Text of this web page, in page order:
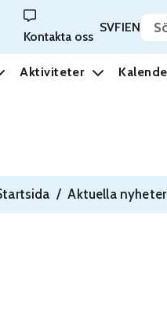
Kontakta oss
Svenska
SVSuomi
FIEnglish
ENSök
Aktiviteter
/ Aktuella nyheter